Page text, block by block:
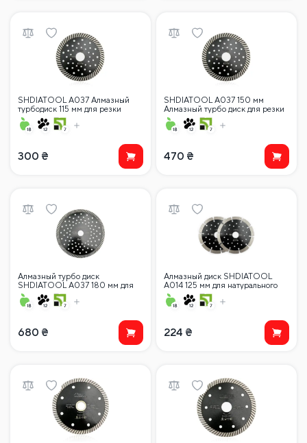
SHDIATOOL A037 Алмазный
турбодиск 115 мм для резки
камня, гранита, мрамора,
бетона, кирпича, лезвия с
300 ₴
SHDIATOOL A037 150 мм
Алмазный турбо диск для резки
камня, гранита, мрамора,
бетона, кирпича, диска с косыми
470 ₴
Алмазный турбо диск
SHDIATOOL A037 180 мм для
резки камня, гранита, мрамора,
бетона, кирпича, диска с косыми
680 ₴
Алмазный диск SHDIATOOL
A014 125 мм для натурального
камня / мрамора / бетона /
кирпича / гранита
224 ₴